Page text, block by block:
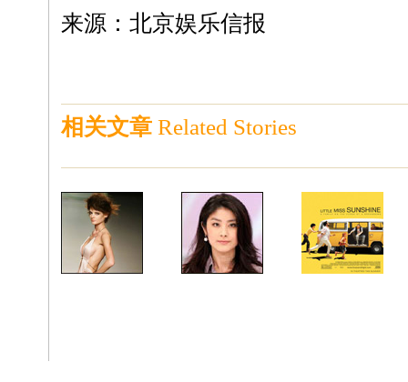
来源：北京娱乐信报
相关文章 Related Stories